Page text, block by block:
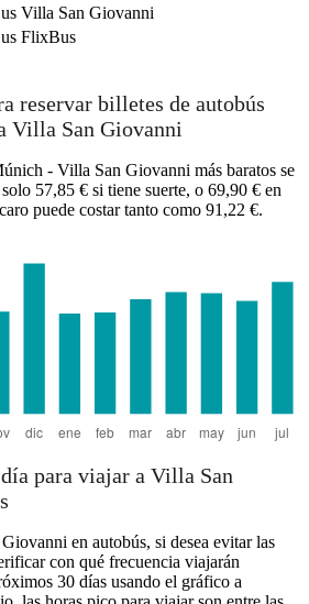
Villa San Giovanni
FlixBus
Villa San Giovanni
©
reservar billetes de autobús
Villa San Giovanni
- Villa San Giovanni más baratos se
57,85 € si tiene suerte, o 69,90 € en
puede costar tanto como 91,22 €.
para viajar a Villa San
en autobús, si desea evitar las
con qué frecuencia viajarán
30 días usando el gráfico a